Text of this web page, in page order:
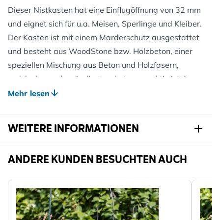
Dieser Nistkasten hat eine Einflugöffnung von 32 mm
und eignet sich für u.a. Meisen, Sperlinge und Kleiber.
Der Kasten ist mit einem Marderschutz ausgestattet
und besteht aus WoodStone bzw. Holzbeton, einer
speziellen Mischung aus Beton und Holzfasern,
welche besonders isoliert und atmungsaktiv ist. In
den Wintermonaten schützt das Material gegen
Überlebenschancen der Jungvögel erheblich.
Innenmaße (HxBxT): 20 x 15 x 10 cm
Mehr lesen
WEITERE INFORMATIONEN
Artikelnr. 906930119
Breite 262 mm
Höhe 300 mm
ANDERE KUNDEN BESUCHTEN AUCH